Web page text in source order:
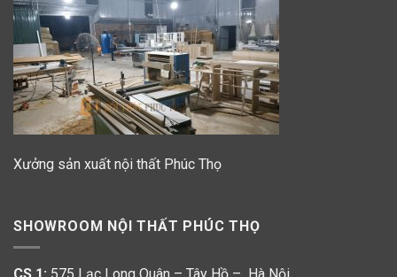
Xưởng sản xuất nội thất Phúc Thọ
SHOWROOM NỘI THẤT PHÚC THỌ